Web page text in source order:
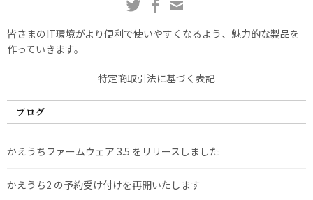
皆さまのIT環境がより便利で使いやすくなるよう、魅力的な製品を
作っていきます。
特定商取引法に基づく表記
ブログ
かえうちファームウェア 3.5 をリリースしました
かえうち2 の予約受け付けを再開いたします